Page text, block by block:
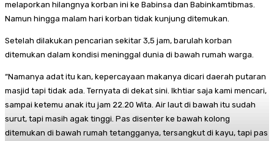
melaporkan hilangnya korban ini ke Babinsa dan Babinkamtibmas.
Namun hingga malam hari korban tidak kunjung ditemukan.
Setelah dilakukan pencarian sekitar 3,5 jam, barulah korban
ditemukan dalam kondisi meninggal dunia di bawah rumah warga.
“Namanya adat itu kan, kepercayaan makanya dicari daerah putaran
masjid tapi tidak ada. Ternyata di dekat sini. Ikhtiar saja kami mencari,
sampai ketemu anak itu jam 22.20 Wita. Air laut di bawah itu sudah
surut, tapi masih agak tinggi. Pas disenter ke bawah kolong
ditemukan di bawah rumah tetangganya, tersangkut di kayu, tapi pas